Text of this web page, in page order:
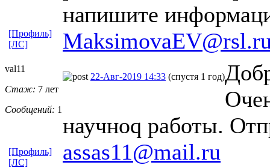
напишите
[Профиль]
[ЛС]
val11
Стаж: 7 лет
Сообщений: 1
22-Авг-2019 14:33 (спустя 1 год)
научноq работы.
assas11@mail.ru
[Профиль]
[ЛС]